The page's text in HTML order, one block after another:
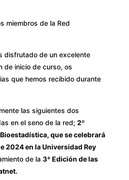
miembros de la Red
disfrutado de un excelente
de inicio de curso, os
que hemos recibido durante
las siguientes dos
en el seno de la red; 2º
que se celebrará
2024 en la Universidad Rey
de la 3ª Edición de las